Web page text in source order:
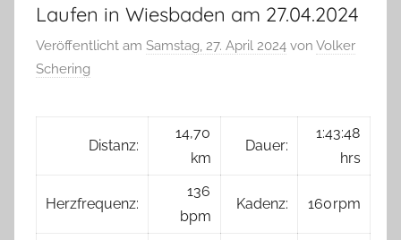
Laufen in Wiesbaden am 27.04.2024
Veröffentlicht am Samstag, 27. April 2024 von Volker
Schering
Distanz:
14,70
km
Dauer:
1:43:48
hrs
Herzfrequenz:
136
bpm
Kadenz: 160 rpm